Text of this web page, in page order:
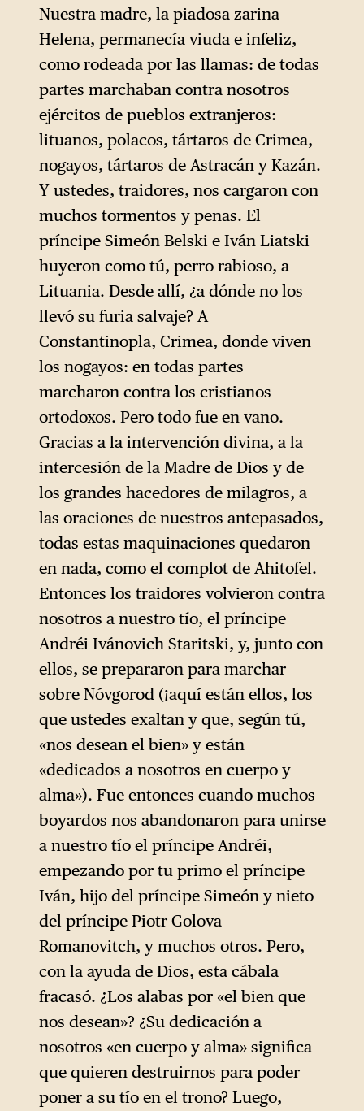
y continuó.
Nuestra madre, la piadosa zarina
Helena, permanecía viuda e infeliz,
como rodeada por las llamas: de todas
partes marchaban contra nosotros
ejércitos de pueblos extranjeros:
lituanos, polacos, tártaros de Crimea,
nogayos, tártaros de Astracán y Kazán.
Y ustedes, traidores, nos cargaron con
muchos tormentos y penas. El
príncipe Simeón Belski e Iván Liatski
huyeron como tú, perro rabioso, a
Lituania. Desde allí, ¿a dónde no los
llevó su furia salvaje? A
Constantinopla, Crimea, donde viven
los nogayos: en todas partes
marcharon contra los cristianos
ortodoxos. Pero todo fue en vano.
Gracias a la intervención divina, a la
intercesión de la Madre de Dios y de
los grandes hacedores de milagros, a
las oraciones de nuestros antepasados,
todas estas maquinaciones quedaron
en nada, como el complot de Ahitofel.
Entonces los traidores volvieron contra
nosotros a nuestro tío, el príncipe
Andréi Ivánovich Staritski, y, junto con
ellos, se prepararon para marchar
sobre Nóvgorod (¡aquí están ellos, los
que ustedes exaltan y que, según tú,
«nos desean el bien» y están
«dedicados a nosotros en cuerpo y
alma»). Fue entonces cuando muchos
boyardos nos abandonaron para unirse
a nuestro tío el príncipe Andréi,
empezando por tu primo el príncipe
Iván, hijo del príncipe Simeón y nieto
del príncipe Piotr Golova
Romanovitch, y muchos otros. Pero,
con la ayuda de Dios, esta cábala
fracasó. ¿Los alabas por «el bien que
nos desean»? ¿Su dedicación a
nosotros «en cuerpo y alma» significa
que quieren destruirnos para poder
poner a su tío en el trono? Luego,